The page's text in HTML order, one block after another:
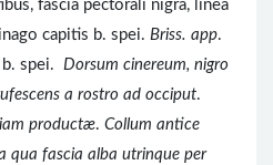
fascia pectorali nigra, linea
capitis b. spei. Briss. app.
b. spei. Dorsum cinereum, nigro
a rostro ad occiput.
productæ. Collum antice
qua fascia alba utrinque per